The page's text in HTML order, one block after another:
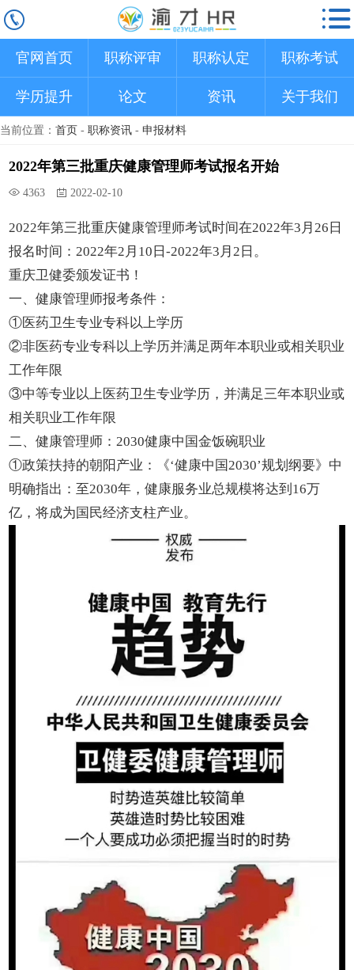
官网首页 职称评审 职称认定 职称考试
学历提升 论文 资讯 关于我们
当前位置： 首页 - 职称资讯 - 申报材料
2022年第三批重庆健康管理师考试报名开始
4363 2022-02-10
2022年第三批重庆健康管理师考试时间在2022年3月26日
报名时间：2022年2月10日-2022年3月2日。
重庆卫健委颁发证书！
一、健康管理师报考条件：
①医药卫生专业专科以上学历
②非医药专业专科以上学历并满足两年本职业或相关职业
工作年限
③中等专业以上医药卫生专业学历，并满足三年本职业或
相关职业工作年限
二、健康管理师：2030健康中国金饭碗职业
①政策扶持的朝阳产业：《‘健康中国2030’规划纲要》中
明确指出：至2030年，健康服务业总规模将达到16万
亿，将成为国民经济支柱产业。